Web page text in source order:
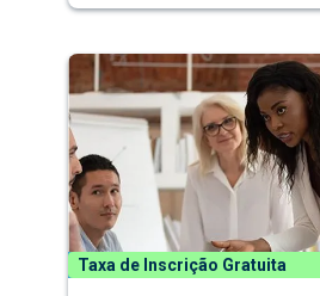
Taxa de Inscrição Gratuita